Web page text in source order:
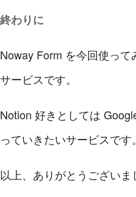
終わりに
Noway Form を今回使っ
サービスです。
Notion 好きとしては
っていきたいサービスです。
以上、ありがとうございま